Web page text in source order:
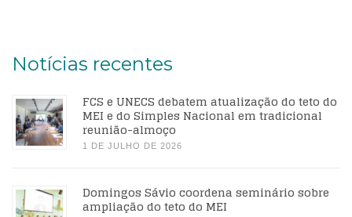
Notícias recentes
FCS e UNECS debatem atualização do teto do
MEI e do Simples Nacional em tradicional
reunião-almoço
1 DE JULHO DE 2026
Domingos Sávio coordena seminário sobre
ampliação do teto do MEI